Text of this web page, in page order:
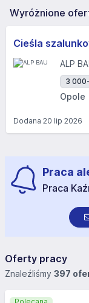
Wyróżnione
Cieśla
ALP
3
Opole
Dodana 20 lip 2026
Praca
Praca
Oferty pracy
Znaleźliśmy 397